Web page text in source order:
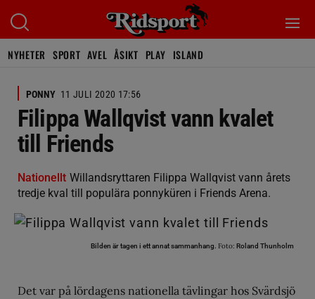
NYHETER SPORT AVEL ÅSIKT PLAY ISLAND
PONNY 11 JULI 2020 17:56
Filippa Wallqvist vann kvalet
till Friends
Nationellt Willandsryttaren Filippa Wallqvist vann årets
tredje kval till populära ponnyküren i Friends Arena.
Bilden är tagen i ett annat sammanhang. Foto: Roland Thunholm
Det var på lördagens nationella tävlingar hos Svärdsjö